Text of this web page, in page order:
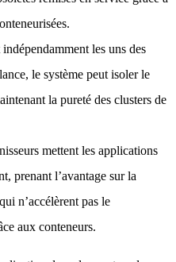
les uns des
le système peut isoler le
la pureté des clusters de
mettent les applications
prenant l’avantage sur la
n’accélèrent pas le
aux conteneurs.